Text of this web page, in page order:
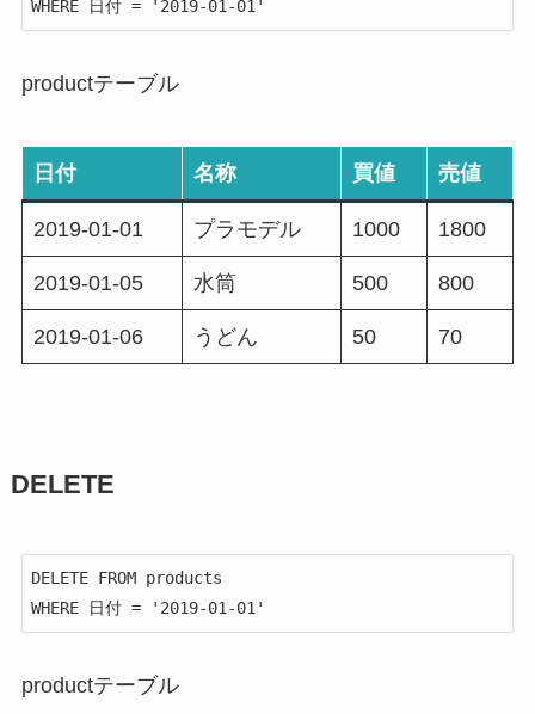
WHERE 日付 = '2019-01-01'
productテーブル
日付 名称 買値 売値
2019-01-01 プラモデル 1000 1800
2019-01-05 水筒 500 800
2019-01-06 うどん 50 70
DELETE
DELETE FROM products
WHERE 日付 = '2019-01-01'
productテーブル